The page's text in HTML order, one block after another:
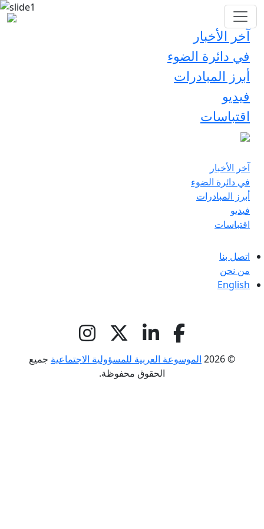
آخر الأخبار
في دائرة الضوء
أبرز المبادرات
فيديو
اقتباسات
آخر الأخبار
في دائرة الضوء
أبرز المبادرات
فيديو
اقتباسات
اتصل بنا
من نحن
English
© 2026 الموسوعة العربية للمسؤولية الاجتماعية جميع
الحقوق محفوظة.